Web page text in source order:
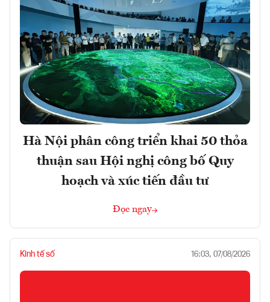
Hà Nội phân công triển khai 50 thỏa
thuận sau Hội nghị công bố Quy
hoạch và xúc tiến đầu tư
Đọc ngay
Kinh tế số 16:03, 07/08/2026